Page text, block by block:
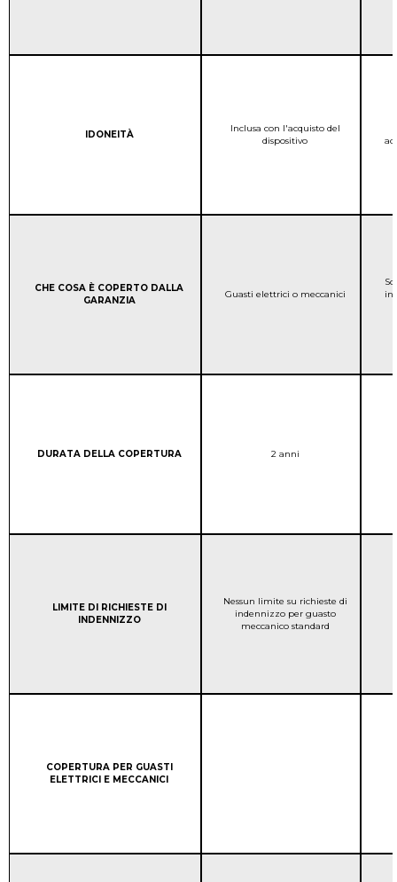
Column 1:
IDONEITÀ
Column 1:
CHE COSA È COPERTO DALLA
GARANZIA
Column 1:
DURATA DELLA COPERTURA
Column 1:
LIMITE DI RICHIESTE DI
INDENNIZZO
Column 1:
COPERTURA PER GUASTI
ELETTRICI E MECCANICI
COPERTURA DELLA
Inclusa con l'acquisto del
dispositivo
COPERTURA DELLA
Guasti elettrici o meccanici
COPERTURA DELLA
2 anni
COPERTURA DELLA
Nessun limite su richieste di
indennizzo per guasto
meccanico standard
in